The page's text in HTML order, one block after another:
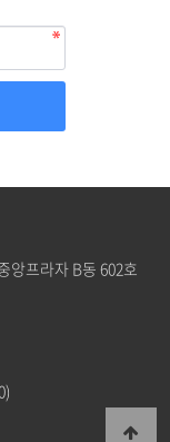
앙프라자 B동 602호